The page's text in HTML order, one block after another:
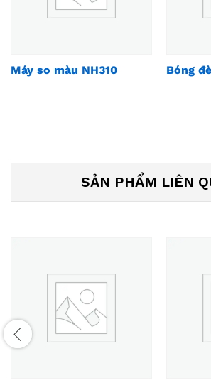
Máy so màu NH310 Bóng
SẢN PHẨM LIÊN